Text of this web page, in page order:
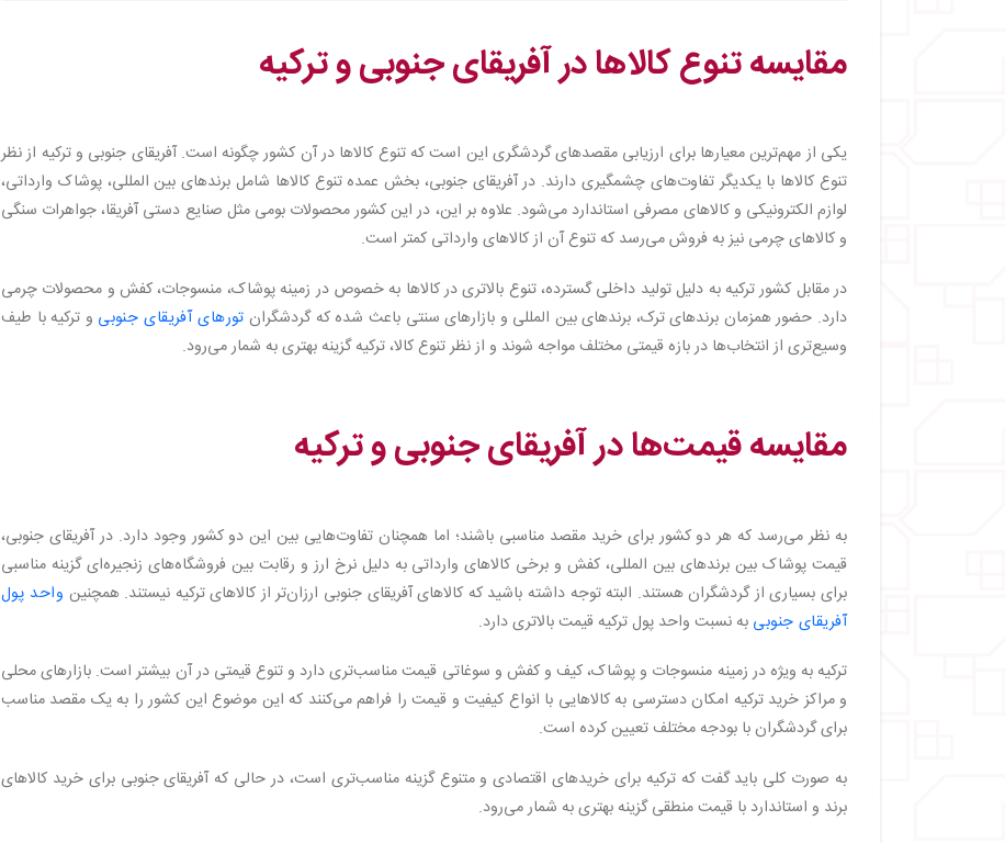
مقایسه تنوع کالاها در آفریقای جنوبی و ترکیه
یکی از مهم‌ترین معیارها برای ارزیابی مقصدهای گردشگری این است که تنوع کالاها در آن کشور چگونه است. آفریقای جنوبی و ترکیه از نظر
تنوع کالاها با یکدیگر تفاوت‌های چشمگیری دارند. در آفریقای جنوبی، بخش عمده تنوع کالاها شامل برندهای بین المللی، پوشاک وارداتی،
لوازم الکترونیکی و کالاهای مصرفی استاندارد می‌شود. علاوه بر این، در این کشور محصولات بومی مثل صنایع دستی آفریقا، جواهرات سنگی
و کالاهای چرمی نیز به فروش می‌رسد که تنوع آن از کالاهای وارداتی کمتر است.
در مقابل کشور ترکیه به دلیل تولید داخلی گسترده، تنوع بالاتری در کالاها به خصوص در زمینه پوشاک، منسوجات، کفش و محصولات چرمی
دارد. حضور همزمان برندهای ترک، برندهای بین المللی و بازارهای سنتی باعث شده که گردشگران تورهای آفریقای جنوبی و ترکیه با طیف
وسیع‌تری از انتخاب‌ها در بازه قیمتی مختلف مواجه شوند و از نظر تنوع کالا، ترکیه گزینه بهتری به شمار می‌رود.
مقایسه قیمت‌ها در آفریقای جنوبی و ترکیه
به نظر می‌رسد که هر دو کشور برای خرید مقصد مناسبی باشند؛ اما همچنان تفاوت‌هایی بین این دو کشور وجود دارد. در آفریقای جنوبی،
قیمت پوشاک بین برندهای بین المللی، کفش و برخی کالاهای وارداتی به دلیل نرخ ارز و رقابت بین فروشگاه‌های زنجیره‌ای گزینه مناسبی
برای بسیاری از گردشگران هستند. البته توجه داشته باشید که کالاهای آفریقای جنوبی ارزان‌تر از کالاهای ترکیه نیستند. همچنین واحد پول
آفریقای جنوبی به نسبت واحد پول ترکیه قیمت بالاتری دارد.
ترکیه به ویژه در زمینه منسوجات و پوشاک، کیف و کفش و سوغاتی قیمت مناسب‌تری دارد و تنوع قیمتی در آن بیشتر است. بازارهای محلی
و مراکز خرید ترکیه امکان دسترسی به کالاهایی با انواع کیفیت و قیمت را فراهم می‌کنند که این موضوع این کشور را به یک مقصد مناسب
برای گردشگران با بودجه مختلف تعیین کرده است.
به صورت کلی باید گفت که ترکیه برای خریدهای اقتصادی و متنوع گزینه مناسب‌تری است، در حالی که آفریقای جنوبی برای خرید کالاهای
برند و استاندارد با قیمت منطقی گزینه بهتری به شمار می‎‌رود.